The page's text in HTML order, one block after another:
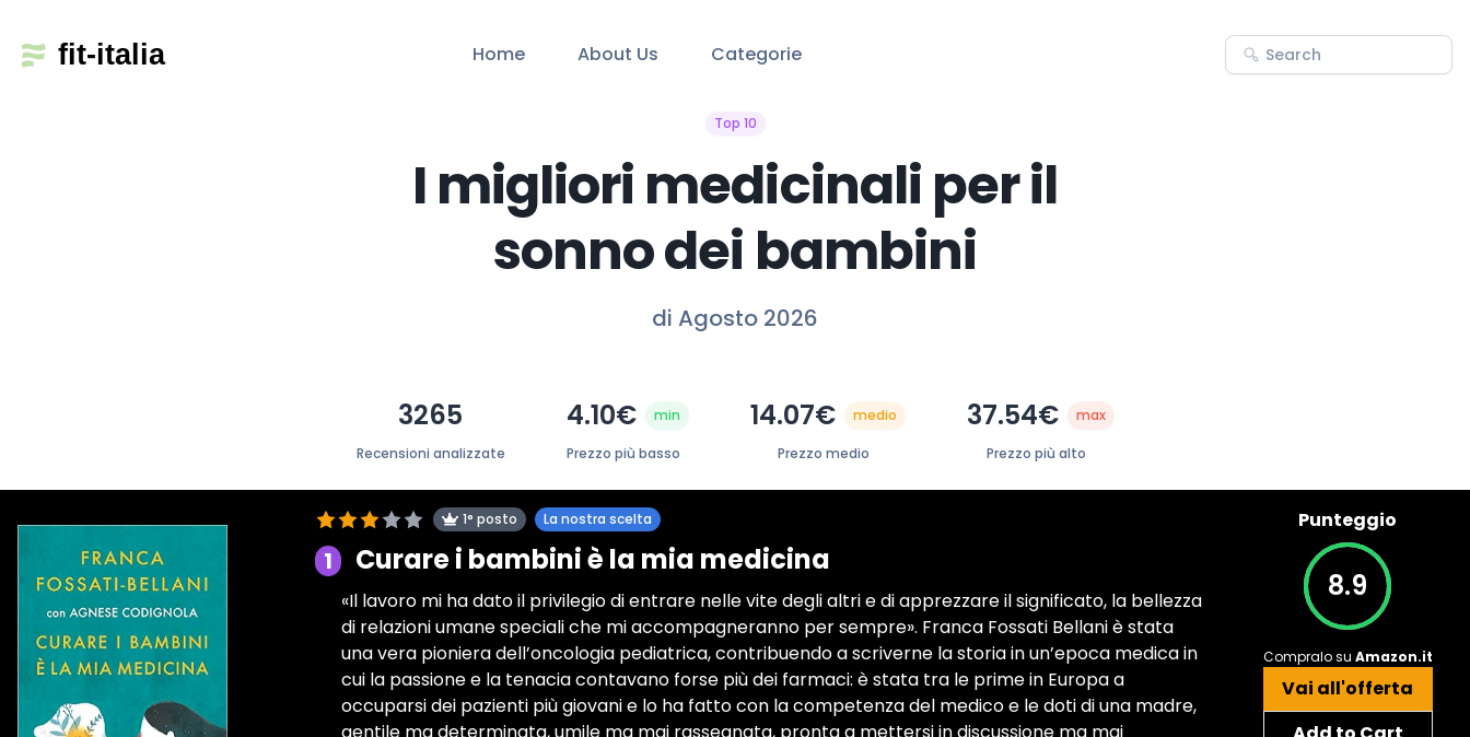
Home About Us Categorie
Top 10
I migliori medicinali per il
sonno dei bambini
di Agosto 2026
3265
Recensioni analizzate
4.10€ min
Prezzo più basso
14.07€ medio
Prezzo medio
37.54€ max
Prezzo più alto
1° posto La nostra scelta
1 Curare i bambini è la mia medicina
«Il lavoro mi ha dato il privilegio di entrare nelle vite degli altri e di apprezzare il significato, la bellezza
di relazioni umane speciali che mi accompagneranno per sempre». Franca Fossati Bellani è stata
una vera pioniera dell’oncologia pediatrica, contribuendo a scriverne la storia in un’epoca medica in
cui la passione e la tenacia contavano forse più dei farmaci: è stata tra le prime in Europa a
occuparsi dei pazienti più giovani e lo ha fatto con la competenza del medico e le doti di una madre,
Punteggio
8.9
Compralo su Amazon.it
Vai all'offerta